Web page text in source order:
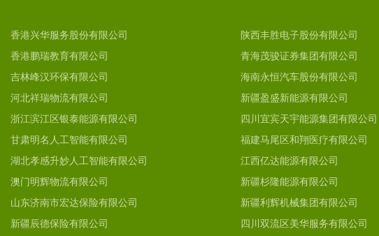
香港兴华服务股份有限公司 陕西丰胜电子股份有限公司
香港鹏瑞教育有限公司
青海茂骏证券集团有限公司
吉林峰汉环保有限公司
海南永恒汽车股份有限公司
河北祥瑞物流有限公司
新疆盈盛新能源有限公司
浙江滨江区银泰能源有限公司
四川宜宾天宇能源集团有限公司
甘肃明名人工智能有限公司
福建马尾区和翔医疗有限公司
湖北孝感升妙人工智能有限公司
江西亿达能源有限公司
澳门明辉物流有限公司
新疆杉隆能源有限公司
山东济南市宏达保险有限公司
新疆利辉机械集团有限公司
新疆辰德保险有限公司
四川双流区美华服务有限公司